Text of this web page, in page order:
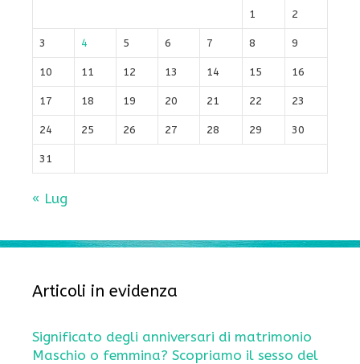
1 2
3 4 5 6 7 8 9
10 11 12 13 14 15 16
17 18 19 20 21 22 23
24 25 26 27 28 29 30
31
« Lug
Articoli in evidenza
Significato degli anniversari di matrimonio
Maschio o femmina? Scopriamo il sesso del